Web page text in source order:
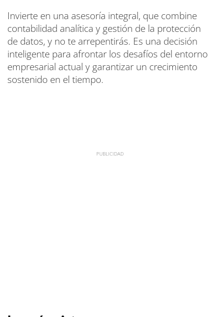
Invierte en una asesoría integral, que combine
contabilidad analítica y gestión de la protección
de datos, y no te arrepentirás. Es una decisión
inteligente para afrontar los desafíos del entorno
empresarial actual y garantizar un crecimiento
sostenido en el tiempo.